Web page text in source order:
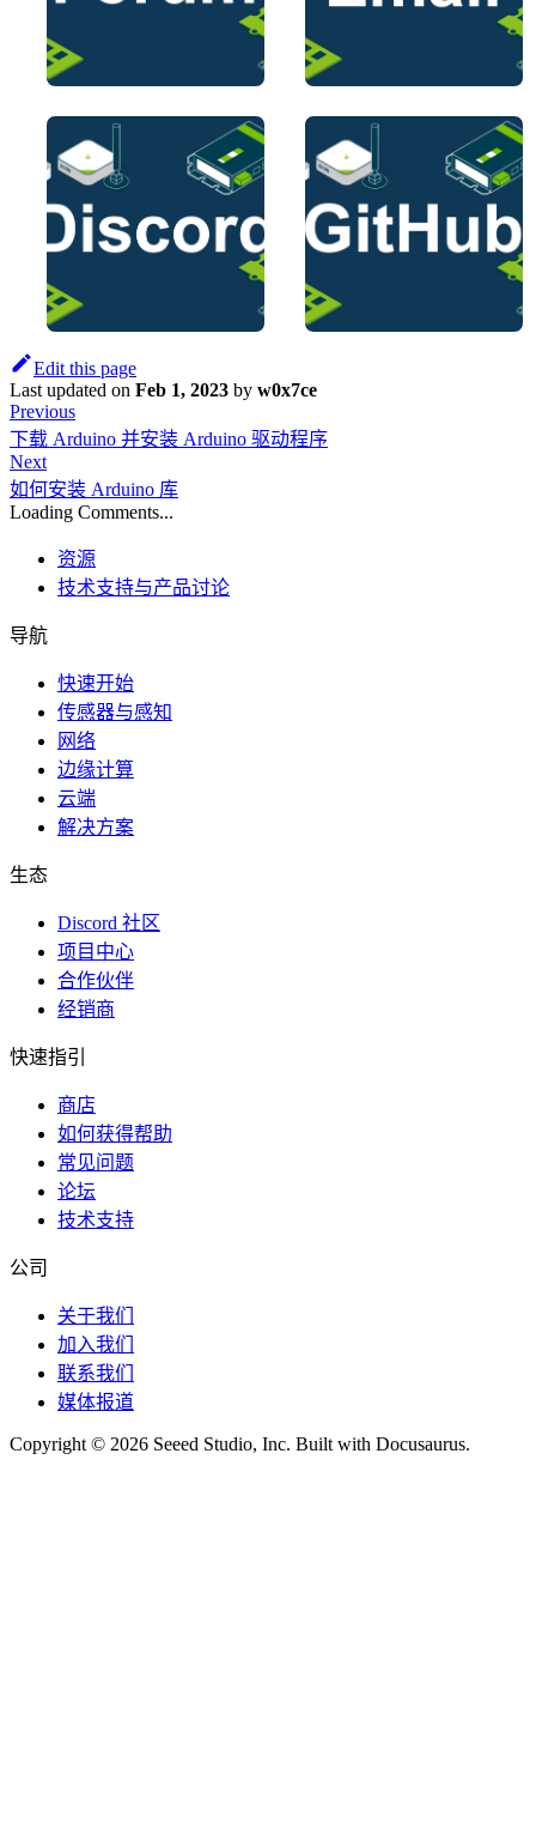
Edit this page
Last updated on Feb 1, 2023 by w0x7ce
Previous
下载 Arduino 并安装 Arduino 驱动程序
Next
如何安装 Arduino 库
Loading Comments...
资源
技术支持与产品讨论
导航
快速开始
传感器与感知
网络
边缘计算
云端
解决方案
生态
Discord 社区
项目中心
合作伙伴
经销商
快速指引
商店
如何获得帮助
常见问题
论坛
技术支持
公司
关于我们
加入我们
联系我们
媒体报道
Copyright © 2026 Seeed Studio, Inc. Built with Docusaurus.